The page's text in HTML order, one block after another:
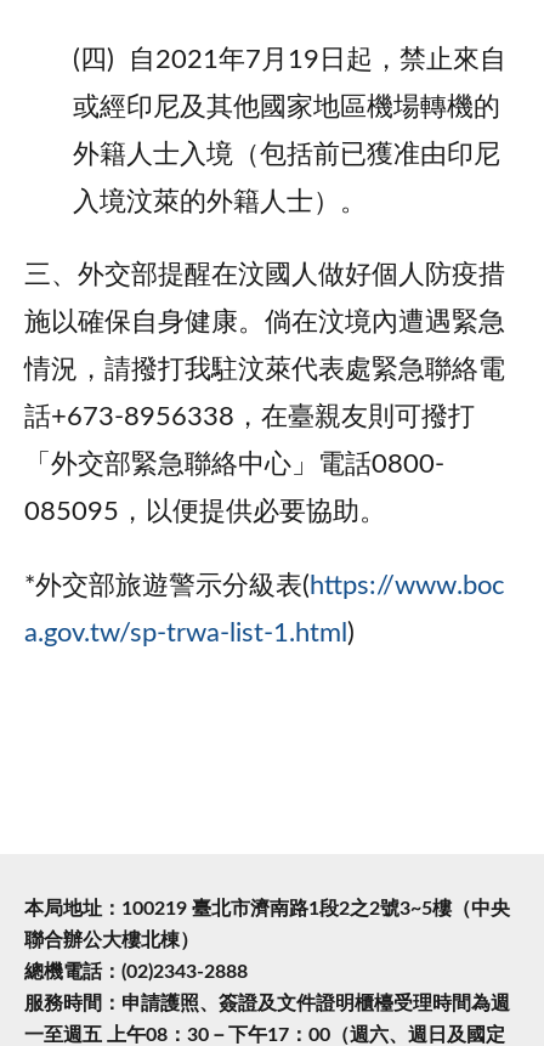
(四) 自2021年7月19日起，禁止來自
或經印尼及其他國家地區機場轉機的
外籍人士入境（包括前已獲准由印尼
入境汶萊的外籍人士）。
三、外交部提醒在汶國人做好個人防疫措
施以確保自身健康。倘在汶境內遭遇緊急
情況，請撥打我駐汶萊代表處緊急聯絡電
話+673-8956338，在臺親友則可撥打
「外交部緊急聯絡中心」電話0800-
085095，以便提供必要協助。
*外交部旅遊警示分級表(https://www.boc
a.gov.tw/sp-trwa-list-1.html )
本局地址：100219 臺北市濟南路1段2之2號3~5樓（中央
聯合辦公大樓北棟）
總機電話：(02)2343-2888
服務時間：申請護照、簽證及文件證明櫃檯受理時間為週
一至週五 上午08：30－下午17：00（週六、週日及國定